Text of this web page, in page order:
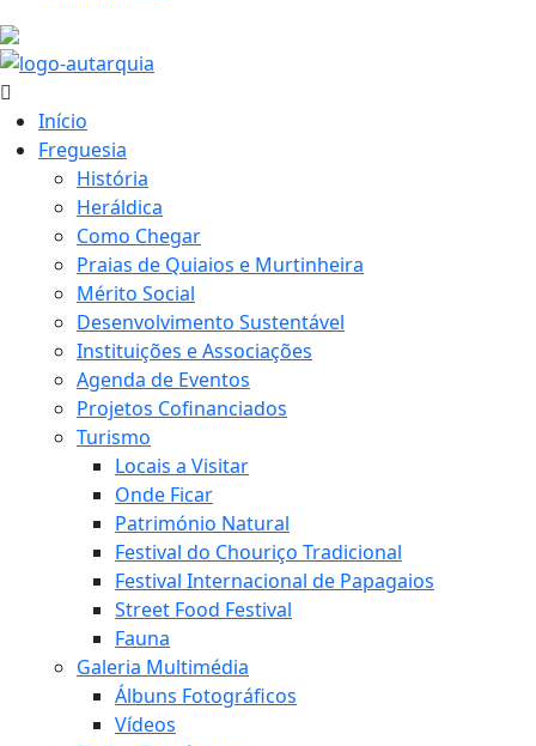
Início
Freguesia
História
Heráldica
Como Chegar
Praias de Quiaios e Murtinheira
Mérito Social
Desenvolvimento Sustentável
Instituições e Associações
Agenda de Eventos
Projetos Cofinanciados
Turismo
Locais a Visitar
Onde Ficar
Património Natural
Festival do Chouriço Tradicional
Festival Internacional de Papagaios
Street Food Festival
Fauna
Galeria Multimédia
Álbuns Fotográficos
Vídeos